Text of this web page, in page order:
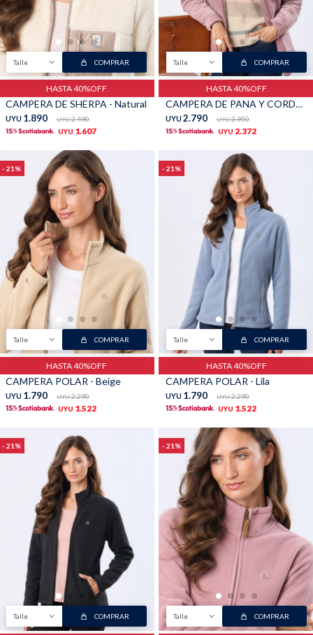
Talle COMPRAR
HASTA 40%OFF
CAMPERA DE SHERPA - Natural
UYU 1.890 UYU 2.490
UYU 1.607
Talle COMPRAR
HASTA 40%OFF
CAMPERA DE PANA Y CORDERITO - Rosado
UYU 2.790 UYU 3.950
UYU 2.372
21
Talle COMPRAR
HASTA 40%OFF
CAMPERA POLAR - Beige
UYU 1.790 UYU 2.290
UYU 1.522
21
Talle COMPRAR
HASTA 40%OFF
CAMPERA POLAR - Lila
UYU 1.790 UYU 2.290
UYU 1.522
21
Talle COMPRAR
21
Talle COMPRAR